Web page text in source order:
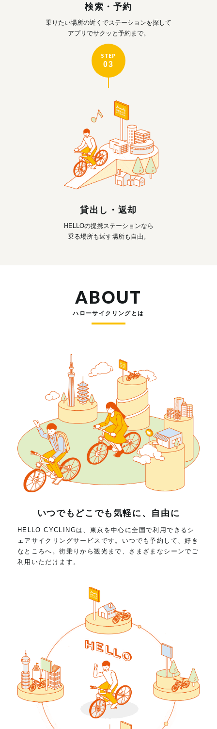
検索・予約
乗りたい場所の近くでステーションを探して
アプリでサクッと予約まで。
STEP
03
貸出し・返却
HELLOの提携ステーションなら
乗る場所も返す場所も自由。
ABOUT
ハローサイクリングとは
いつでもどこでも気軽に、自由に
HELLO CYCLINGは、東京を中心に全国で利用できるシ
ェアサイクリングサービスです。いつでも予約して、好き
なところへ。街乗りから観光まで、さまざまなシーンでご
利用いただけます。